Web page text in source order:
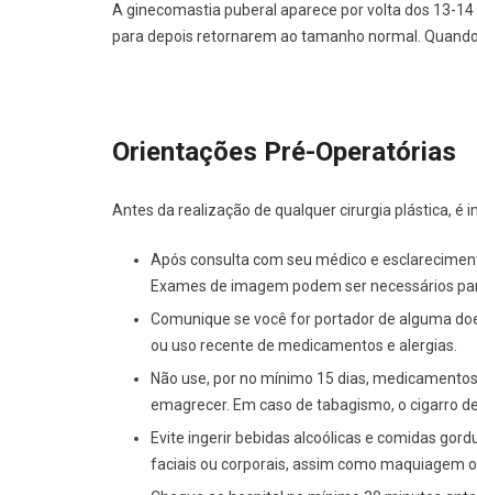
A ginecomastia puberal aparece por volta dos 13-
para depois retornarem ao tamanho normal.
Orientações Pré-Operatórias
Antes da realização de qualquer cirurgia plástica,
Após consulta com seu médico e
Exames de imagem podem ser necessários
Comunique se você for portador de alguma
ou uso recente de medicamentos e alergias.
Não use, por no mínimo 15 dias,
emagrecer. Em caso de tabagismo, o cigarro
Evite ingerir bebidas alcoólicas e comidas
faciais ou corporais, assim como maquiagem